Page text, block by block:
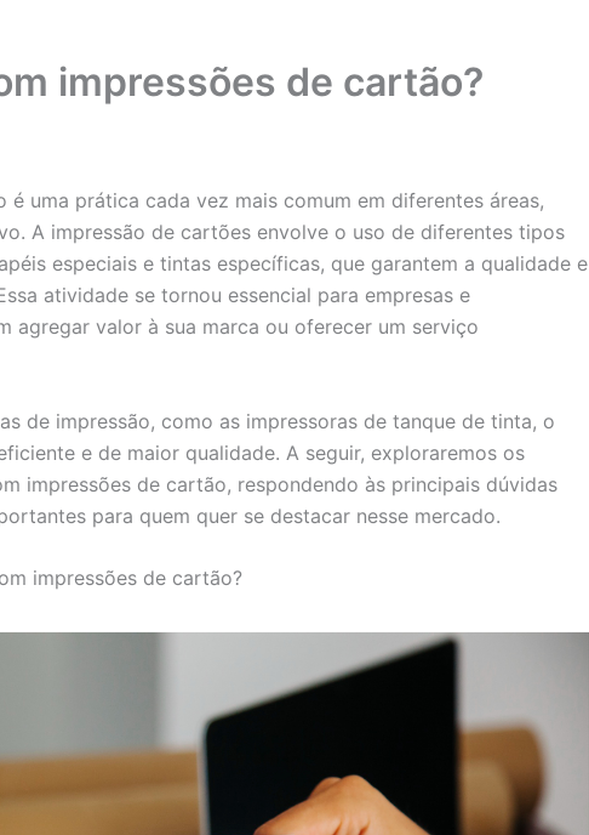
impressões de cartão?
é uma prática cada vez mais comum em diferentes áreas,
A impressão de cartões envolve o uso de diferentes tipos
especiais e tintas específicas, que garantem a qualidade e
atividade se tornou essencial para empresas e
agregar valor à sua marca ou oferecer um serviço
de impressão, como as impressoras de tanque de tinta, o
e de maior qualidade. A seguir, exploraremos os
impressões de cartão, respondendo às principais dúvidas
para quem quer se destacar nesse mercado.
impressões de cartão?